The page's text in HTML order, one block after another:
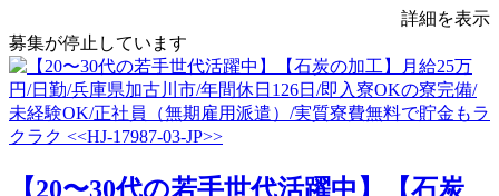
詳細を表示
募集が停止しています
【20〜30代の若手世代活躍中】【石炭